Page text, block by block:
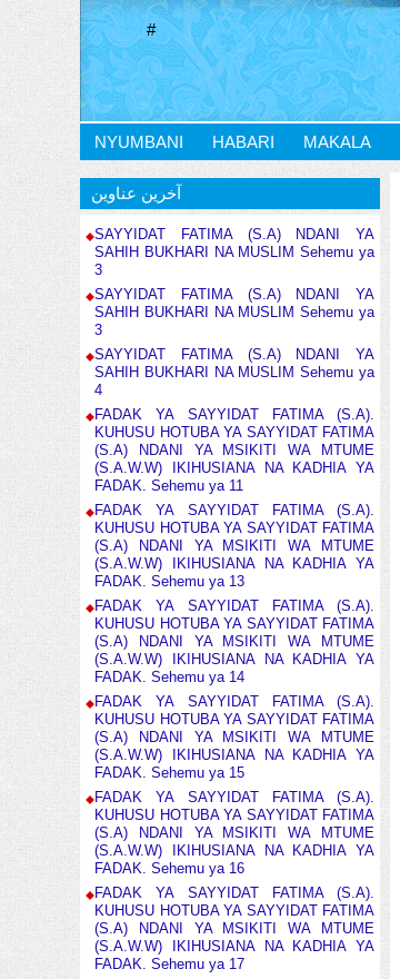
#
NYUMBANI HABARI MAKALA
آخرین عناوین
SAYYIDAT FATIMA (S.A) NDANI YA
SAHIH BUKHARI NA MUSLIM Sehemu ya
3
SAYYIDAT FATIMA (S.A) NDANI YA
SAHIH BUKHARI NA MUSLIM Sehemu ya
3
SAYYIDAT FATIMA (S.A) NDANI YA
SAHIH BUKHARI NA MUSLIM Sehemu ya
4
FADAK YA SAYYIDAT FATIMA (S.A).
KUHUSU HOTUBA YA SAYYIDAT FATIMA
(S.A) NDANI YA MSIKITI WA MTUME
(S.A.W.W) IKIHUSIANA NA KADHIA YA
FADAK. Sehemu ya 11
FADAK YA SAYYIDAT FATIMA (S.A).
KUHUSU HOTUBA YA SAYYIDAT FATIMA
(S.A) NDANI YA MSIKITI WA MTUME
(S.A.W.W) IKIHUSIANA NA KADHIA YA
FADAK. Sehemu ya 13
FADAK YA SAYYIDAT FATIMA (S.A).
KUHUSU HOTUBA YA SAYYIDAT FATIMA
(S.A) NDANI YA MSIKITI WA MTUME
(S.A.W.W) IKIHUSIANA NA KADHIA YA
FADAK. Sehemu ya 14
FADAK YA SAYYIDAT FATIMA (S.A).
KUHUSU HOTUBA YA SAYYIDAT FATIMA
(S.A) NDANI YA MSIKITI WA MTUME
(S.A.W.W) IKIHUSIANA NA KADHIA YA
FADAK. Sehemu ya 15
FADAK YA SAYYIDAT FATIMA (S.A).
KUHUSU HOTUBA YA SAYYIDAT FATIMA
(S.A) NDANI YA MSIKITI WA MTUME
(S.A.W.W) IKIHUSIANA NA KADHIA YA
FADAK. Sehemu ya 16
FADAK YA SAYYIDAT FATIMA (S.A).
KUHUSU HOTUBA YA SAYYIDAT FATIMA
(S.A) NDANI YA MSIKITI WA MTUME
(S.A.W.W) IKIHUSIANA NA KADHIA YA
FADAK. Sehemu ya 17